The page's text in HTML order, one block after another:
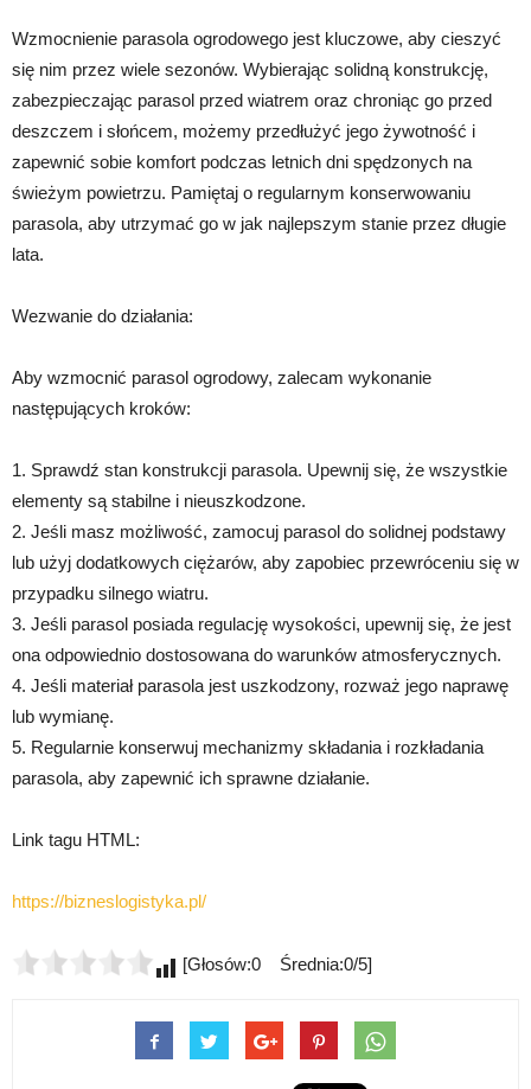
Wzmocnienie parasola ogrodowego jest kluczowe, aby cieszyć
się nim przez wiele sezonów. Wybierając solidną konstrukcję,
zabezpieczając parasol przed wiatrem oraz chroniąc go przed
deszczem i słońcem, możemy przedłużyć jego żywotność i
zapewnić sobie komfort podczas letnich dni spędzonych na
świeżym powietrzu. Pamiętaj o regularnym konserwowaniu
parasola, aby utrzymać go w jak najlepszym stanie przez długie
lata.
Wezwanie do działania:
Aby wzmocnić parasol ogrodowy, zalecam wykonanie
następujących kroków:
1. Sprawdź stan konstrukcji parasola. Upewnij się, że wszystkie
elementy są stabilne i nieuszkodzone.
2. Jeśli masz możliwość, zamocuj parasol do solidnej podstawy
lub użyj dodatkowych ciężarów, aby zapobiec przewróceniu się w
przypadku silnego wiatru.
3. Jeśli parasol posiada regulację wysokości, upewnij się, że jest
ona odpowiednio dostosowana do warunków atmosferycznych.
4. Jeśli materiał parasola jest uszkodzony, rozważ jego naprawę
lub wymianę.
5. Regularnie konserwuj mechanizmy składania i rozkładania
parasola, aby zapewnić ich sprawne działanie.
Link tagu HTML:
https://bizneslogistyka.pl/
[Głosów:0 Średnia:0/5]